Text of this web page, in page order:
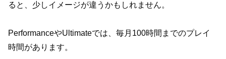
ると、少しイメージが違うかもしれません。
PerformanceやUltimateでは、毎月100時間までのプレイ
時間があります。